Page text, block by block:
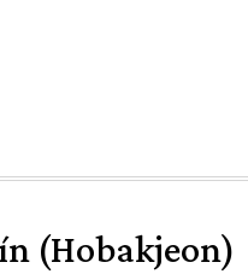
(Hobakjeon)